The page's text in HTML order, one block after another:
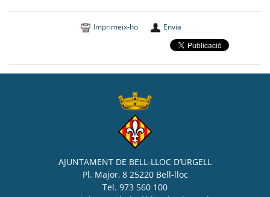
Imprimeix-ho Envia
AJUNTAMENT DE BELL-LLOC D’URGELL
Pl. Major, 8 25220 Bell-lloc
Tel. 973 560 100